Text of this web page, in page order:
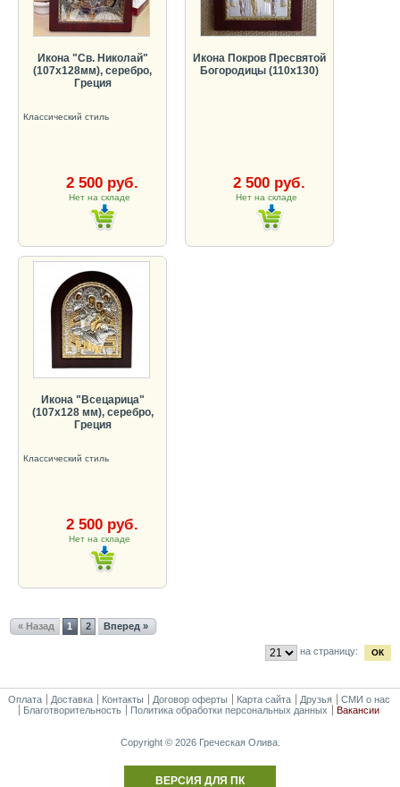
Икона "Св. Николай"
(107х128мм), серебро,
Греция
Классический стиль
2 500 руб.
Нет на складе
Икона Покров Пресвятой
Богородицы (110х130)
2 500 руб.
Нет на складе
Икона "Всецарица"
(107х128 мм), серебро,
Греция
Классический стиль
2 500 руб.
Нет на складе
« Назад 1 2 Вперед »
на страницу:
Оплата Доставка Контакты Договор оферты Карта сайта Друзья
СМИ о нас
Благотворительность
Политика обработки персональных данных Вакансии
Copyright © 2026 Греческая Олива.
ВЕРСИЯ ДЛЯ ПК